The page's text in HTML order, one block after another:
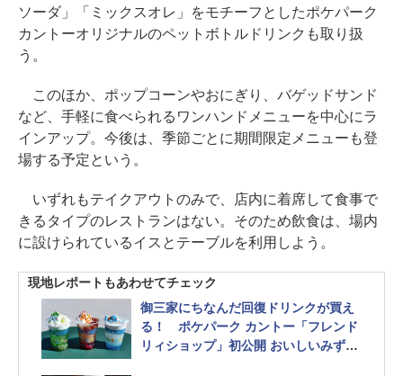
ソーダ」「ミックスオレ」をモチーフとしたポケパーク
カントーオリジナルのペットボトルドリンクも取り扱
う。
このほか、ポップコーンやおにぎり、バゲッドサンド
など、手軽に食べられるワンハンドメニューを中心にラ
インアップ。今後は、季節ごとに期間限定メニューも登
場する予定という。
いずれもテイクアウトのみで、店内に着席して食事で
きるタイプのレストランはない。そのため飲食は、場内
に設けられているイスとテーブルを利用しよう。
現地レポートもあわせてチェック
御三家にちなんだ回復ドリンクが買え
る！ ポケパーク カントー「フレンド
リィショップ」初公開 おいしいみずや